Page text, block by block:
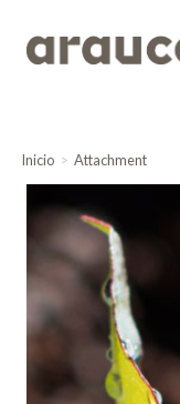
Inicio Attachment